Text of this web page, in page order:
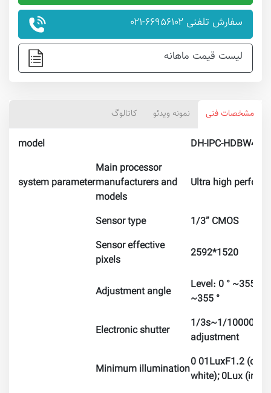
سفارش تلفنی ۶۶۹۵۶۱۰۲-۰۲۱
لیست قیمت ماهانه
مشخصات فنی نمونه ویدئو کاتالوگ
model DH-IPC-
system parameter
Main processor
manufacturers and
models
Ultra high
Sensor type
1/3” CMOS
Sensor effective
pixels
2592*1520
Adjustment angle
Level: 0 ° ~355 °;
~355 °
Electronic shutter
1/3s~1/100000s;
adjustment
Minimum illumination0 01LuxF1.2
white); 0Lux